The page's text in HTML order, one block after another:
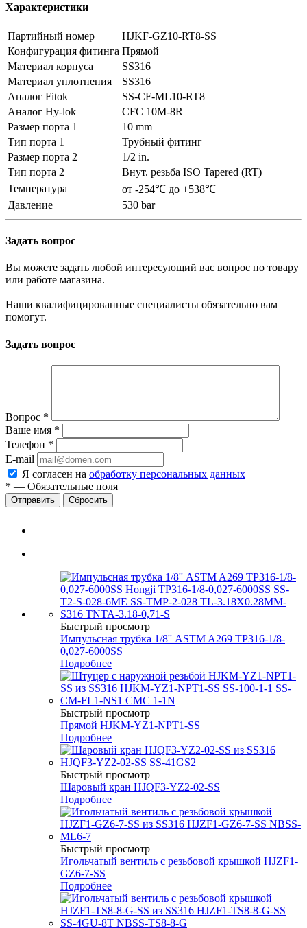
Характеристики
Партийный номер
HJKF-GZ10-RT8-SS
Конфигурация фитинга Прямой
Материал корпуса
SS316
Материал уплотнения
SS316
Аналог Fitok
SS-CF-ML10-RT8
Аналог Hy-lok
CFC 10M-8R
Размер порта 1
10 mm
Тип порта 1
Трубный фитинг
Размер порта 2
1/2 in.
Тип порта 2
Внут. резьба ISO Tapered (RT)
Температура
от -254℃ до +538℃
Давление
530 bar
Задать вопрос
Вы можете задать любой интересующий вас вопрос по товару
или работе магазина.
Наши квалифицированные специалисты обязательно вам
помогут.
Задать вопрос
Вопрос *
Ваше имя *
Телефон *
E-mail
Я согласен на обработку персональных данных
* — Обязательные поля
Сбросить
Быстрый просмотр
Импульсная трубка 1/8'' ASTM A269 TP316-1/8-
0,027-6000SS
Подробнее
Быстрый просмотр
Прямой HJKM-YZ1-NPT1-SS
Подробнее
Быстрый просмотр
Шаровый кран HJQF3-YZ2-02-SS
Подробнее
Быстрый просмотр
Игольчатый вентиль с резьбовой крышкой HJZF1-
GZ6-7-SS
Подробнее